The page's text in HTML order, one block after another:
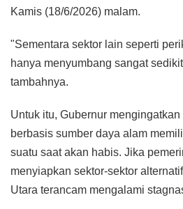
Kamis (18/6/2026) malam.
"Sementara sektor lain seperti
hanya menyumbang sangat
tambahnya.
Untuk itu, Gubernur
berbasis sumber daya alam
suatu saat akan habis. Jika
menyiapkan sektor-sektor
Utara terancam mengalami